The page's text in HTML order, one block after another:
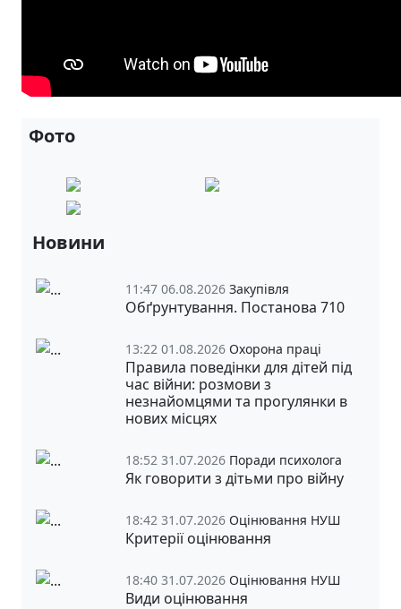
Фото
Новини
11:47 06.08.2026 Закупівля
Обґрунтування. Постанова 710
13:22 01.08.2026 Охорона праці
Правила поведінки для дітей під
час війни: розмови з
незнайомцями та прогулянки в
нових місцях
18:52 31.07.2026 Поради психолога
Як говорити з дітьми про війну
18:42 31.07.2026 Оцінювання НУШ
Критерії оцінювання
18:40 31.07.2026 Оцінювання НУШ
Види оцінювання